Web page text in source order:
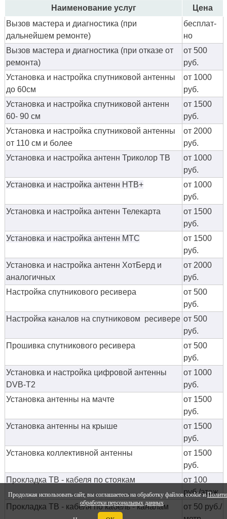
Продолжая использовать сайт, вы соглашаетесь на обработку файлов cookie и
обработки персональных данных
Наименование услуг
Цена
Вызов мастера и диагностика (при
дальнейшем ремонте)
бес­плат­
но
Вызов мастера и диагностика (при отказе от
ремонта)
от 500
руб.
Установка и настройка спутниковой антенны
до 60см
от 1000
руб.
Установка и настройка спутниковой антенн
60- 90 см
от 1500
руб.
Установка и настройка спутниковой антенны
от 110 см и более
от 2000
руб.
Установка и настройка антенн Триколор ТВ
от 1000
руб.
Установка и настройка антенн НТВ+
от 1000
руб.
Установка и настройка антенн Телекарта
от 1500
руб.
Установка и настройка антенн МТС
от 1500
руб.
Установка и настройка антенн ХотБерд и
аналогичных
от 2000
руб.
Настройка спутникового ресивера
от 500
руб.
Настройка каналов на спутниковом ресивере от 500
руб.
Прошивка спутникового ресивера
от 500
руб.
Установка и настройка цифровой антенны
DVB-T2
от 1000
руб.
Установка антенны на мачте
от 1500
руб.
Установка антенны на крыше
от 1500
руб.
Установка коллективной антенны
от 1500
руб.
Прокладка ТВ - кабеля по стоякам
от 100
руб./этаж
Прокладка ТВ - кабеля по кабель - каналам
от 50 руб./